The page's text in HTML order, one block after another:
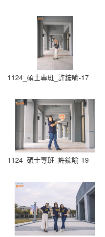
1124_碩士專班_許鋐喻-17
1124_碩士專班_許鋐喻-19